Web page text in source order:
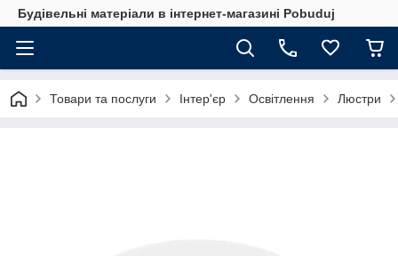
Будівельні матеріали в інтернет-магазині Pobuduj
Товари та послуги Інтер'єр Освітлення Люстри